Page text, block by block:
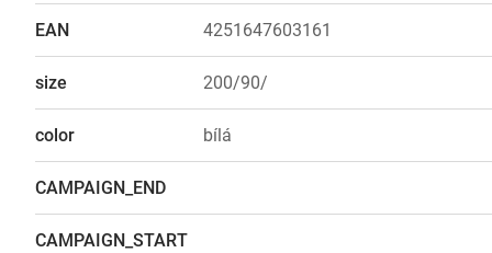
EAN 4251647603161
size 200/90/
color bílá
CAMPAIGN_END
CAMPAIGN_START